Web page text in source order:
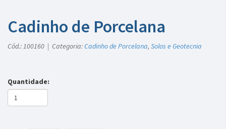
Cadinho de Porcelana
Cód.: 100160 | Categoria:Cadinho de Porcelana, Solos e Geotecnia
Quantidade: